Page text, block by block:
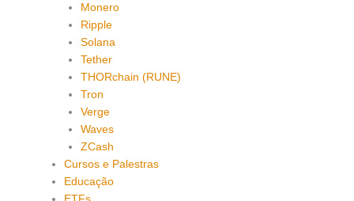
Monero
Ripple
Solana
Tether
THORchain (RUNE)
Tron
Verge
Waves
ZCash
Cursos e Palestras
Educação